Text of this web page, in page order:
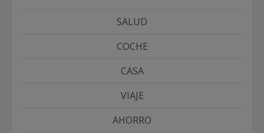
SALUD
COCHE
CASA
VIAJE
AHORRO